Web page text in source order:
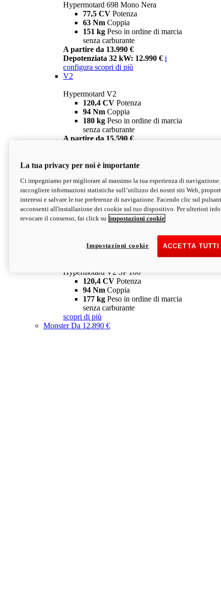
Hypermotard 698 Mono Nera
77,5 CV Potenza
63 Nm Coppia
151 kg Peso in ordine di marcia
senza carburante
A partire da 13.990 €
Depotenziata 32 kW: 12.990 € i
configura scopri di più
V2
Hypermotard V2
120,4 CV Potenza
94 Nm Coppia
180 kg Peso in ordine di marcia
senza carburante
A partire da 15.590 €
V2 SP
Hypermotard V2 SP
120,4 CVPotenza
94 NmCoppia
177 kgPeso in ordine di marcia
senza carburante
Depotenziata 35 kW: 18.890 € i
configura scopri di più
Hypermotard V2 SP 100
120,4 CV Potenza
94 Nm Coppia
177 kg Peso in ordine di marcia
senza carburante
scopri di più
MonsterDa 12.890 €
La tua privacy per noi è importante
Ci impegniamo per migliorare al massimo la tua esperienza di
raccogliere informazioni statistiche sull’utilizzo dei nostri siti Web,
interessi e salvare le tue preferenze di navigazione. Facendo clic sul
acconsenti all'installazione dei cookie sul tuo dispositivo. Per ulteriori
revocare il consenso, fai click su impostazioni cookie
ACCETTA
Impostazioni cookie